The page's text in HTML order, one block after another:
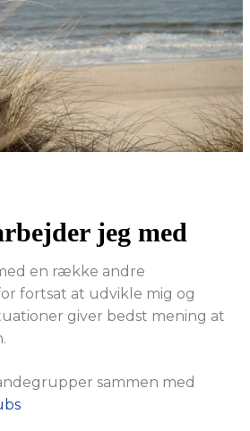
jeg med
en række andre
fortsat at udvikle mig og
giver bedst mening at
sammen med